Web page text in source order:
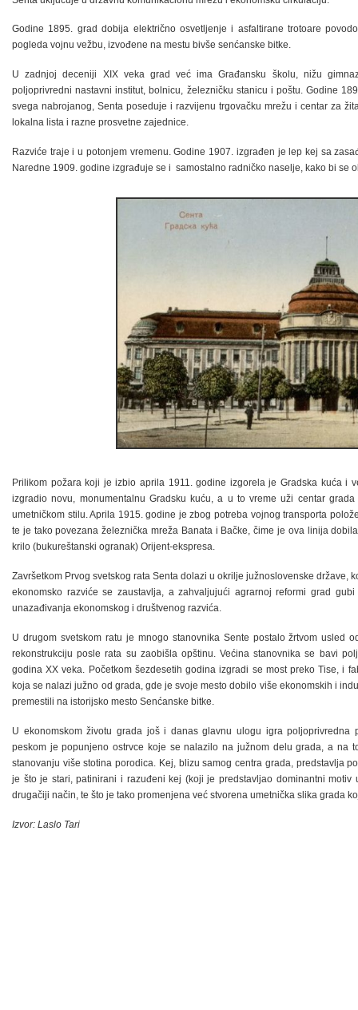
Godine 1895. grad dobija električno osvetljenje i asfaltirane trotoare
pogleda vojnu vežbu, izvođene na mestu bivše senćanske bitke.
U zadnjoj deceniji XIX veka grad već ima Građansku školu, nižu
poljoprivredni nastavni institut, bolnicu, železničku stanicu i poštu. Godine
svega nabrojanog, Senta poseduje i razvijenu trgovačku mrežu i centar za
lokalna lista i razne prosvetne zajednice.
Razviće traje i u potonjem vremenu. Godine 1907. izgrađen je lep kej sa
Naredne 1909. godine izgrađuje se i samostalno radničko naselje, kako bi se
Prilikom požara koji je izbio aprila 1911. godine izgorela je Gradska kuća i
izgradio novu, monumentalnu Gradsku kuću, a u to vreme uži centar
umetničkom stilu. Aprila 1915. godine je zbog potreba vojnog transporta
te je tako povezana železnička mreža Banata i Bačke, čime je ova linija
krilo (bukureštanski ogranak) Orijent-ekspresa.
Završetkom Prvog svetskog rata Senta dolazi u okrilje južnoslovenske države,
ekonomsko razviće se zaustavlja, a zahvaljujući agrarnoj reformi grad
unazađivanja ekonomskog i društvenog razvića.
U drugom svetskom ratu je mnogo stanovnika Sente postalo žrtvom usled
rekonstrukciju posle rata su zaobišla opštinu. Većina stanovnika se bavi
godina XX veka. Početkom šezdesetih godina izgradi se most preko Tise, i
koja se nalazi južno od grada, gde je svoje mesto dobilo više ekonomskih i
premestili na istorijsko mesto Senćanske bitke.
U ekonomskom životu grada još i danas glavnu ulogu igra poljoprivredna
peskom je popunjeno ostrvce koje se nalazilo na južnom delu grada, a na
stanovanju više stotina porodica. Kej, blizu samog centra grada, predstavlja
je što je stari, patinirani i razuđeni kej (koji je predstavljao dominantni
drugačiji način, te što je tako promenjena već stvorena umetnička slika grada
Izvor: Laslo Tari